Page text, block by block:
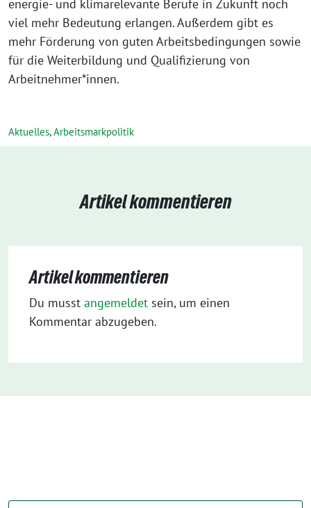
energie- und klimarelevante Berufe in Zukunft noch
viel mehr Bedeutung erlangen. Außerdem gibt es
mehr Förderung von guten Arbeitsbedingungen sowie
für die Weiterbildung und Qualifizierung von
Arbeitnehmer*innen.
Aktuelles,Arbeitsmarkpolitik
Artikel kommentieren
Artikel kommentieren
Du musst angemeldet sein, um einen
Kommentar abzugeben.